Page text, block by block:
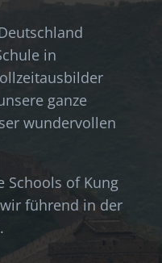
in
ganze
wundervollen
Schools of Kung
führend in der